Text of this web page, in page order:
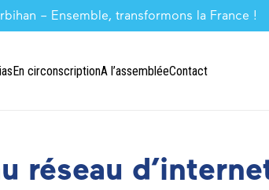
– Ensemble, transformons la France !
En circonscriptionA l’assembléeContact
réseau